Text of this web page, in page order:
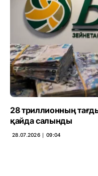
28 триллионның
қайда салынды
28.07.2026 ∣ 09:04